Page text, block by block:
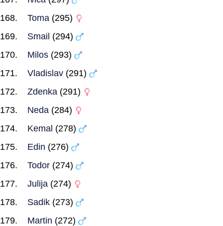
Toma (295)
Smail (294)
Milos (293)
Vladislav (291)
Zdenka (291)
Neda (284)
Kemal (278)
Edin (276)
Todor (274)
Julija (274)
Sadik (273)
Martin (272)